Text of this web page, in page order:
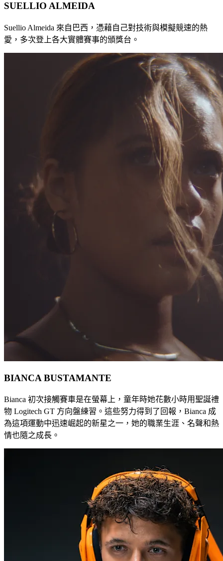
SUELLIO ALMEIDA
Suellio Almeida 來自巴西，憑藉自己對技術與模擬競速的熱
愛，多次登上各大實體賽事的頒獎台。
BIANCA BUSTAMANTE
Bianca 初次接觸賽車是在螢幕上，童年時她花數小時用聖誕禮
物 Logitech GT 方向盤練習。這些努力得到了回報，Bianca 成
為這項運動中迅速崛起的新星之一，她的職業生涯、名聲和熱
情也隨之成長。